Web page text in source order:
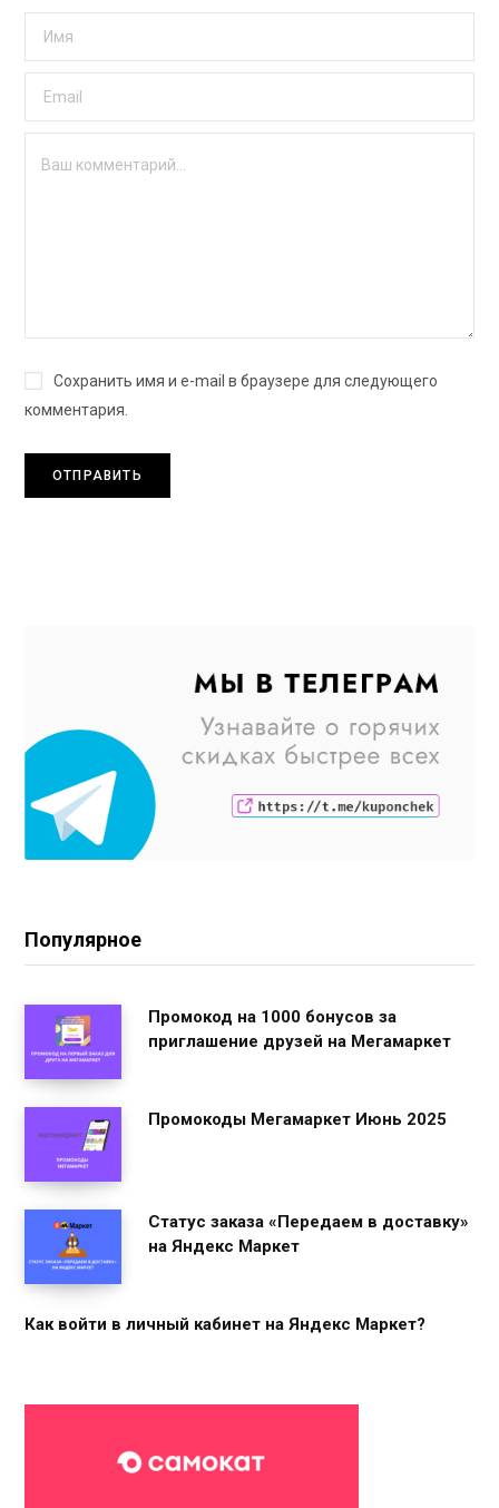
Сохранить имя и e-mail в браузере для следующего
комментария.
Популярное
Промокод на 1000 бонусов за
приглашение друзей на Мегамаркет
Промокоды Мегамаркет Июнь 2025
Статус заказа «Передаем в доставку»
на Яндекс Маркет
Как войти в личный кабинет на Яндекс Маркет?